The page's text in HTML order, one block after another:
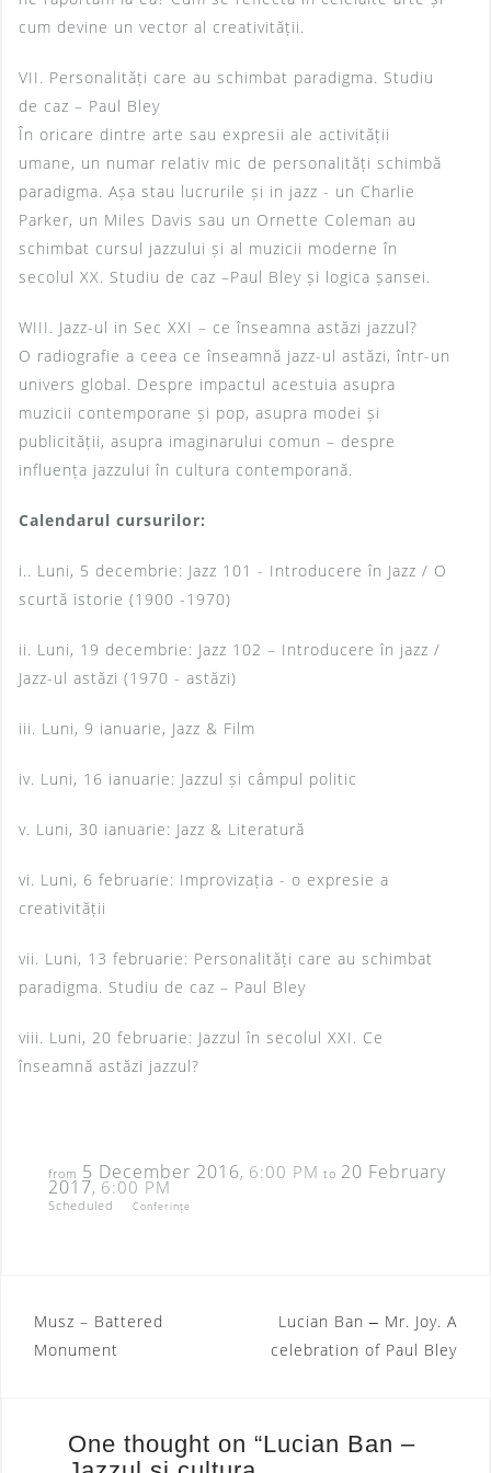
cum devine un vector al creativității.
VII. Personalități care au schimbat paradigma. Studiu
de caz – Paul Bley
În oricare dintre arte sau expresii ale activității
umane, un numar relativ mic de personalități schimbă
paradigma. Așa stau lucrurile și in jazz - un Charlie
Parker, un Miles Davis sau un Ornette Coleman au
schimbat cursul jazzului și al muzicii moderne în
secolul XX. Studiu de caz –Paul Bley și logica șansei.
WIII. Jazz-ul in Sec XXI – ce înseamna astăzi jazzul?
O radiografie a ceea ce înseamnă jazz-ul astăzi, într-un
univers global. Despre impactul acestuia asupra
muzicii contemporane și pop, asupra modei și
publicității, asupra imaginarului comun – despre
influența jazzului în cultura contemporană.
Calendarul cursurilor:
i.. Luni, 5 decembrie: Jazz 101 - Introducere în Jazz / O
scurtă istorie (1900 -1970)
ii. Luni, 19 decembrie: Jazz 102 – Introducere în jazz /
Jazz-ul astăzi (1970 - astăzi)
iii. Luni, 9 ianuarie, Jazz & Film
iv. Luni, 16 ianuarie: Jazzul și câmpul politic
v. Luni, 30 ianuarie: Jazz & Literatură
vi. Luni, 6 februarie: Improvizația - o expresie a
creativității
vii. Luni, 13 februarie: Personalități care au schimbat
paradigma. Studiu de caz – Paul Bley
viii. Luni, 20 februarie: Jazzul în secolul XXI. Ce
înseamnă astăzi jazzul?
from 5 December 2016, 6:00 PM to 20 February
2017, 6:00 PM
Scheduled Conferințe
P
Musz – Battered
Monument
Lucian Ban ‒ Mr. Joy. A
celebration of Paul Bley
One thought on “Lucian Ban –